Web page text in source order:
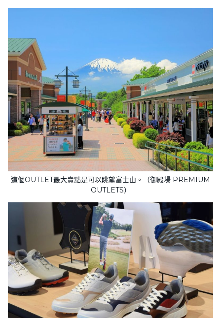
這個OUTLET最大賣點是可以眺望富士山。（御殿場 PREMIUM
OUTLETS）